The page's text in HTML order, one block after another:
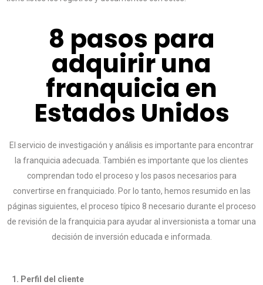
8 pasos para
adquirir una
franquicia en
Estados Unidos
El servicio de investigación y análisis es importante para encontrar
la franquicia adecuada. También es importante que los clientes
comprendan todo el proceso y los pasos necesarios para
convertirse en franquiciado. Por lo tanto, hemos resumido en las
páginas siguientes, el proceso típico 8 necesario durante el proceso
de revisión de la franquicia para ayudar al inversionista a tomar una
decisión de inversión educada e informada.
1. Perfil del cliente